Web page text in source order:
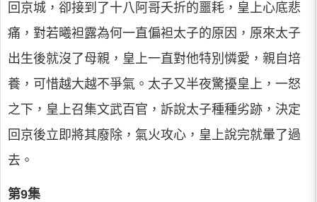
回京城，卻接到了十八阿哥夭折的噩耗，皇上心底悲
痛，對若曦袒露為何一直偏袒太子的原因，原來太子
出生後就沒了母親，皇上一直對他特別憐愛，親自培
養，可惜越大越不爭氣。太子又半夜驚擾皇上，一怒
之下，皇上召集文武百官，訴說太子種種劣跡，決定
回京後立即將其廢除，氣火攻心，皇上說完就暈了過
去。
第9集